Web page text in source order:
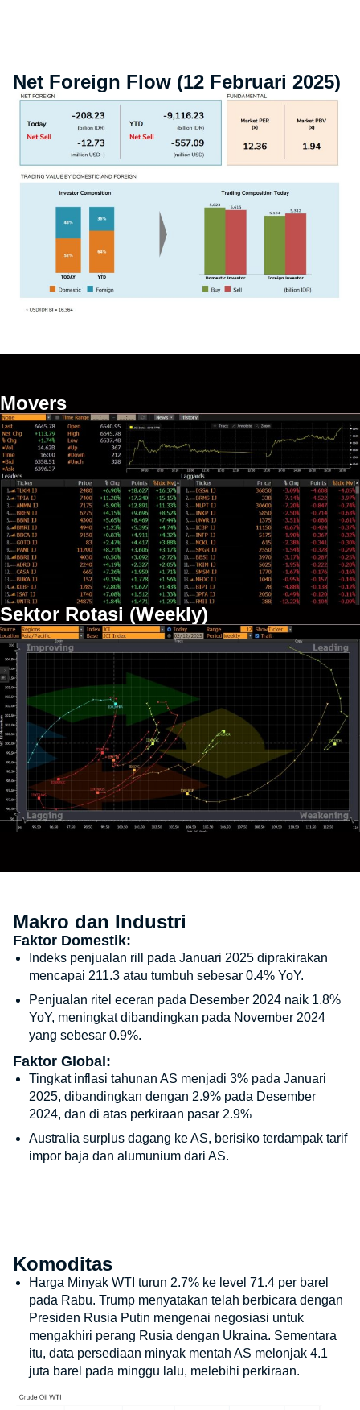
Net Foreign Flow (12 Februari 2025)
Movers
Sektor Rotasi (Weekly)
Makro dan Industri
Faktor Domestik:
Indeks penjualan rill pada Januari 2025 diprakirakan
mencapai 211.3 atau tumbuh sebesar 0.4% YoY.
Penjualan ritel eceran pada Desember 2024 naik 1.8%
YoY, meningkat dibandingkan pada November 2024
yang sebesar 0.9%.
Faktor Global:
Tingkat inflasi tahunan AS menjadi 3% pada Januari
2025, dibandingkan dengan 2.9% pada Desember
2024, dan di atas perkiraan pasar 2.9%
Australia surplus dagang ke AS, berisiko terdampak tarif
impor baja dan alumunium dari AS.
Komoditas
Harga Minyak WTI turun 2.7% ke level 71.4 per barel
pada Rabu. Trump menyatakan telah berbicara dengan
Presiden Rusia Putin mengenai negosiasi untuk
mengakhiri perang Rusia dengan Ukraina. Sementara
itu, data persediaan minyak mentah AS melonjak 4.1
juta barel pada minggu lalu, melebihi perkiraan.